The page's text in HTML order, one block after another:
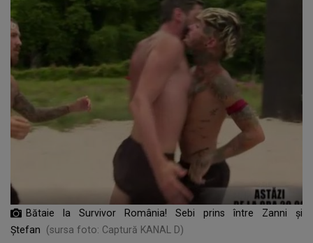
Bătaie la Survivor România! Sebi prins între Zanni şi
Ştefan
(sursa foto: Captură KANAL D)